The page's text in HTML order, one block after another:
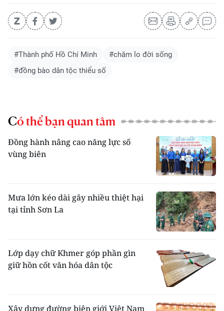
#Thành phố Hồ Chí Minh
#chăm lo đời sống
#đồng bào dân tộc thiểu số
Có thể bạn quan tâm
Đồng hành nâng cao năng lực số
vùng biên
Mưa lớn kéo dài gây nhiều thiệt hại
tại tỉnh Sơn La
Lớp dạy chữ Khmer góp phần gìn
giữ hồn cốt văn hóa dân tộc
Xây dựng đường biên giới Việt Nam